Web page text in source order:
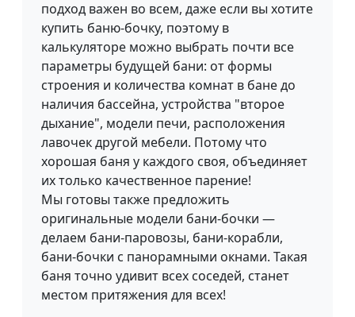
подход важен во всем, даже если вы хотите
купить баню-бочку, поэтому в
калькуляторе можно выбрать почти все
параметры будущей бани: от формы
строения и количества комнат в бане до
наличия бассейна, устройства "второе
дыхание", модели печи, расположения
лавочек другой мебели. Потому что
хорошая баня у каждого своя, объединяет
их только качественное парение!
Мы готовы также предложить
оригинальные модели бани-бочки —
делаем бани-паровозы, бани-корабли,
бани-бочки с панорамными окнами. Такая
баня точно удивит всех соседей, станет
местом притяжения для всех!